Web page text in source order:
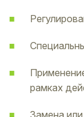
рамках
Замена